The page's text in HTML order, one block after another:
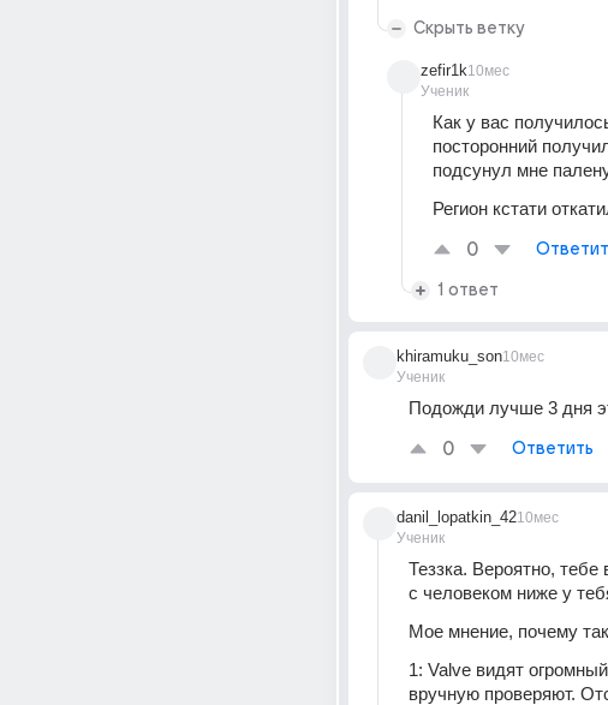
Скрыть ветку
zefir1k
Ученик
10мес
Как у вас
посторонний
подсунул мне
Регион кстати
0
1 ответ
khiramuku_son
Ученик
10мес
Подожди лучше 3 дня
0 Ответить
danil_lopatkin_42
Ученик
10мес
Теззка. Вероятно,
с человеком ниже у
Мое мнение, почему
1: Valve видят
вручную проверяют.